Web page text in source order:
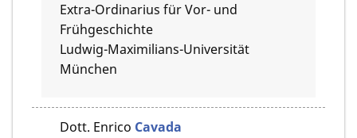
Extra-Ordinarius für Vor- und
Frühgeschichte
Ludwig-Maximilians-Universität
München
Dott. Enrico Cavada